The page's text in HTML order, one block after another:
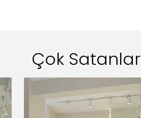
Çok Satanlar